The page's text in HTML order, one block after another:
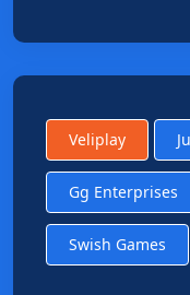
Veliplay
Gg Enterprises
Swish Games